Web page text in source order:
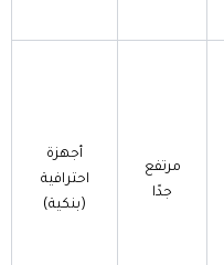
أجهزة
احترافية
(بنكية)
مرتفع
جدًا